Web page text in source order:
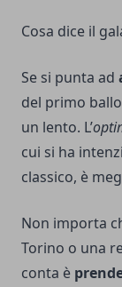
Cosa dice il
Se si punta ad
del primo
un lento. L’
cui si ha
classico, è
Non importa
Torino o una
conta è